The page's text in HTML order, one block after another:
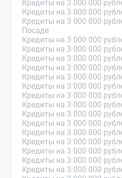
Кредиты на 3 000 000
Кредиты на 3 000 000
Кредиты на 3 000 000
Посаде
Кредиты на 3 000 000
Кредиты на 3 000 000
Кредиты на 3 000 000
Кредиты на 3 000 000
Кредиты на 3 000 000
Кредиты на 3 000 000
Кредиты на 3 000 000
Кредиты на 3 000 000
Кредиты на 3 000 000
Кредиты на 3 000 000
Кредиты на 3 000 000
Кредиты на 3 000 000
Кредиты на 3 000 000
Кредиты на 3 000 000
Кредиты на 3 000 000